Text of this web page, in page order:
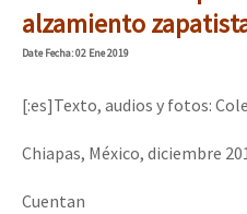
alzamiento
DateFecha: 02 Ene 2019
[:es]Texto, audios y fotos:
Chiapas, México, diciembre
Cuentan